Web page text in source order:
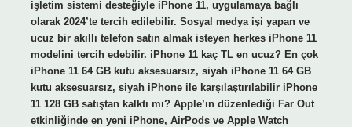
işletim sistemi desteğiyle iPhone 11, uygulamaya bağlı
olarak 2024’te tercih edilebilir. Sosyal medya işi yapan ve
ucuz bir akıllı telefon satın almak isteyen herkes iPhone 11
modelini tercih edebilir. iPhone 11 kaç TL en ucuz? En çok
iPhone 11 64 GB kutu aksesuarsız, siyah iPhone 11 64 GB
kutu aksesuarsız, siyah iPhone ile karşılaştırılabilir iPhone
11 128 GB satıştan kalktı mı? Apple’ın düzenlediği Far Out
etkinliğinde en yeni iPhone, AirPods ve Apple Watch